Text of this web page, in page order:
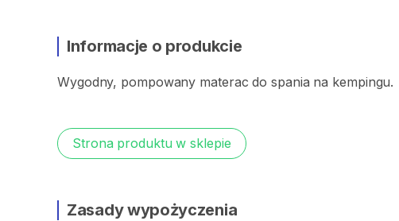
Informacje o produkcie
Wygodny​​,​ pompowany materac do spania na kempingu.
Strona produktu w sklepie
Zasady wypożyczenia